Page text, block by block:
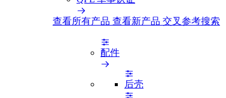
查看所有产品 查看新产品 交叉参考搜索
配件
后壳